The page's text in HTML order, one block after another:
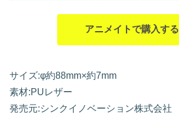
アニメイトで購入する
サイズ:φ約88mm×約7mm
素材:PUレザー
発売元:シンクイノベーション株式会社